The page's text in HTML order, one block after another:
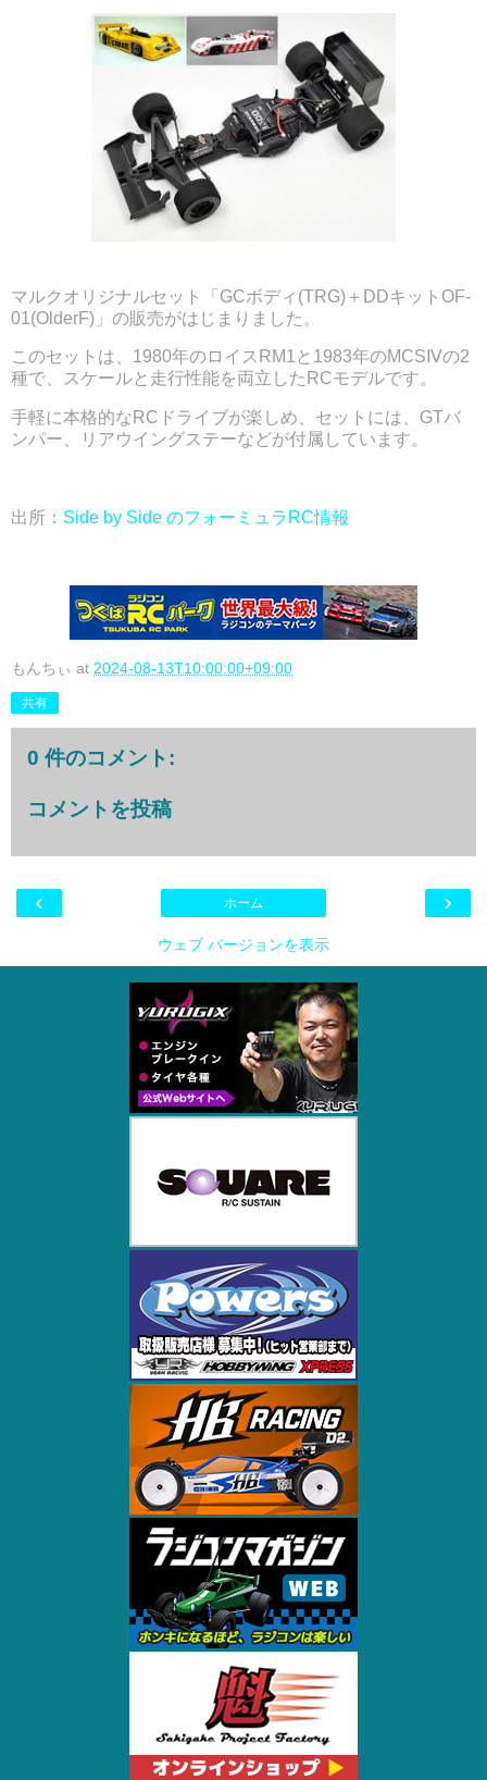
マルクオリジナルセット「GCボディ(TRG)＋DDキットOF-
01(OlderF)」の販売がはじまりました。
このセットは、1980年のロイスRM1と1983年のMCSⅣの2
種で、スケールと走行性能を両立したRCモデルです。
手軽に本格的なRCドライブが楽しめ、セットには、GTバ
ンパー、リアウイングステーなどが付属しています。
出所： Side by Side のフォーミュラRC情報
もんちぃ at 2024-08-13T10:00:00+09:00
共有
0 件のコメント:
コメントを投稿
‹ ›
ホーム
ウェブ バージョンを表示